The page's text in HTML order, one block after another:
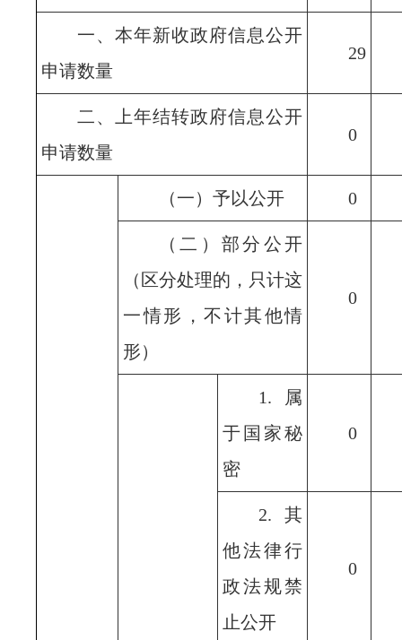
一、本年新收政府信息公开
申请数量
29
二、上年结转政府信息公开
申请数量
0
（一）予以公开 0
（二）部分公开
（区分处理的，只计这
一情形，不计其他情
形）
0
1.属
于国家秘
密
0
2.其
他法律行
政法规禁
止公开
0